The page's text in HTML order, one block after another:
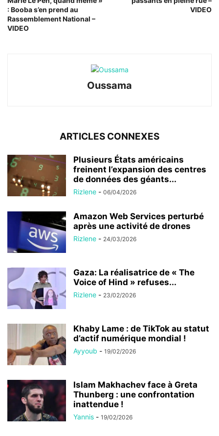
: Booba s’en prend au
Rassemblement National –
VIDEO
VIDEO
Oussama
ARTICLES CONNEXES
Plusieurs États américains
freinent l’expansion des centres
de données des géants...
Rizlene - 06/04/2026
Amazon Web Services perturbé
après une activité de drones
Rizlene - 24/03/2026
Gaza: La réalisatrice de « The
Voice of Hind » refuses...
Rizlene - 23/02/2026
Khaby Lame : de TikTok au statut
d’actif numérique mondial !
Ayyoub - 19/02/2026
Islam Makhachev face à Greta
Thunberg : une confrontation
inattendue !
Yannis - 19/02/2026